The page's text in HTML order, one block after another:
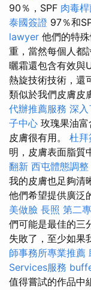
90％，SPF 肉毒
泰國簽證 97％和
lawyer 他們的特
重，當然每個人都
曬霜還包含有效與
熱旋技術技術，還
類似於我們皮膚皮
代辦推薦服務 深入
子中心 玫瑰果油
皮膚很有用。 杜拜
明，皮膚表面脂質
翻新 西屯體態調整
我的皮膚也足夠清
他們希望提供廣泛
美做臉 長照 第二
們可能是最佳的三
失敗了，至少如果
師事務所專業推薦
Services服務
值得嘗試的作品中